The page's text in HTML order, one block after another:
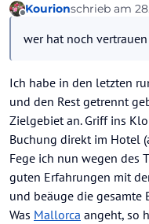
anbieter.
bzw
machen.
Kourionschrieb am
zuletzt
wer hat noch
Ich habe in den letzten
und den Rest getrennt
Zielgebiet an. Griff ins
Buchung direkt im Hotel
Fege ich nun wegen des
guten Erfahrungen mit
und beäuge die gesamte
Was Mallorca angeht, so